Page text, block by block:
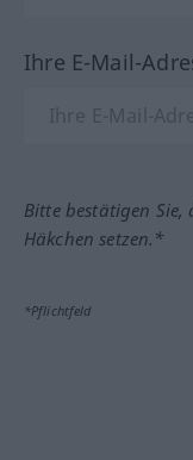
Ihre E-Mail-
Bitte bestätigen Sie,
Häkchen setzen.*
*Pflichtfeld